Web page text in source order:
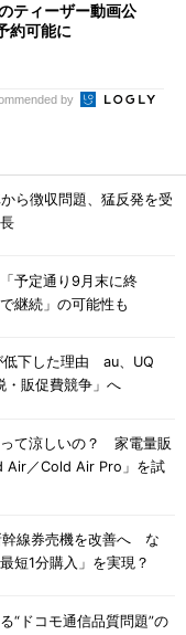
ティーザー動画公
約可能に
by
ら徴収問題、猛反発を受
予定通り9月末に終
継続」の可能性も
低下した理由 au、UQ
・販促費競争」へ
って涼しいの？ 家電量販
Air／Cold Air Pro」を試
幹線券売機を改善へ な
短1分購入」を実現？
“ドコモ通信品質問題”の